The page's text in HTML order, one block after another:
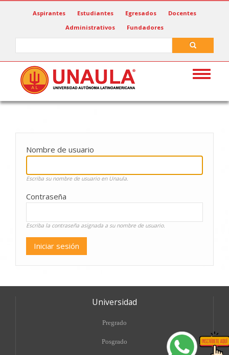
Aspirantes Estudiantes Egresados
Docentes
Administrativos
Fundadores
Toggle
Nombre de usuario
Escriba su nombre de usuario en Unaula.
Contraseña
Escriba la contraseña asignada a su nombre de usuario.
Universidad
Pregrado
Posgrado